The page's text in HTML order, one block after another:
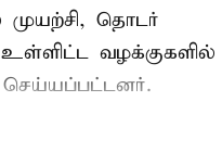
தொடர்
உள்ளிட்ட வழக்குகளில்
செய்யப்பட்டனர்.